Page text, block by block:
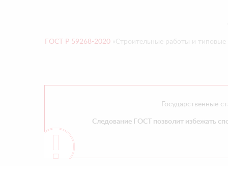
ГОСТ Р 59268-2020 «Строительные работы и
Государственные
Следование ГОСТ позволит избежать